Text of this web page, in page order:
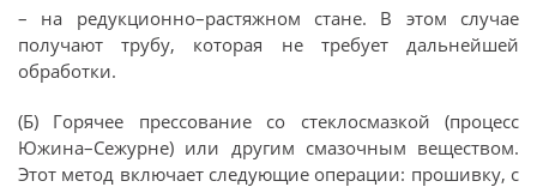
– на редукционно–растяжном стане. В этом случае
получают трубу, которая не требует дальнейшей
обработки.
(Б) Горячее прессование со стеклосмазкой (процесс
Южина–Сежурне) или другим смазочным веществом.
Этот метод включает следующие операции: прошивку, с